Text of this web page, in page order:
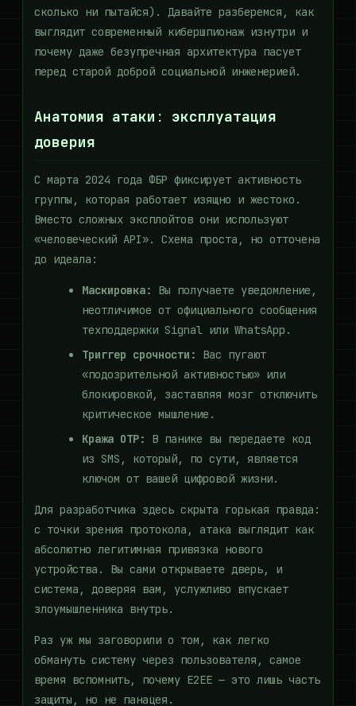
сколько ни пытайся). Давайте разберемся, как
выглядит современный кибершпионаж изнутри и
почему даже безупречная архитектура пасует
перед старой доброй социальной инженерией.
Анатомия атаки: эксплуатация
доверия
С марта 2024 года ФБР фиксирует активность
группы, которая работает изящно и жестоко.
Вместо сложных эксплойтов они используют
«человеческий API». Схема проста, но отточена
до идеала:
Маскировка:
Вы получаете уведомление,
неотличимое от официального сообщения
техподдержки Signal или WhatsApp.
Триггер срочности:
Вас пугают
«подозрительной активностью» или
блокировкой, заставляя мозг отключить
критическое мышление.
Кража OTP:
В панике вы передаете код
из SMS, который, по сути, является
ключом от вашей цифровой жизни.
Для разработчика здесь скрыта горькая правда:
с точки зрения протокола, атака выглядит как
абсолютно легитимная привязка нового
устройства. Вы сами открываете дверь, и
система, доверяя вам, услужливо впускает
злоумышленника внутрь.
Раз уж мы заговорили о том, как легко
обмануть систему через пользователя, самое
время вспомнить, почему E2EE — это лишь часть
защиты, но не панацея.